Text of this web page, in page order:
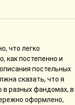
что легко
как постепенно и
постельных
сказать, что я
в разных фандомах, в
оформлено,